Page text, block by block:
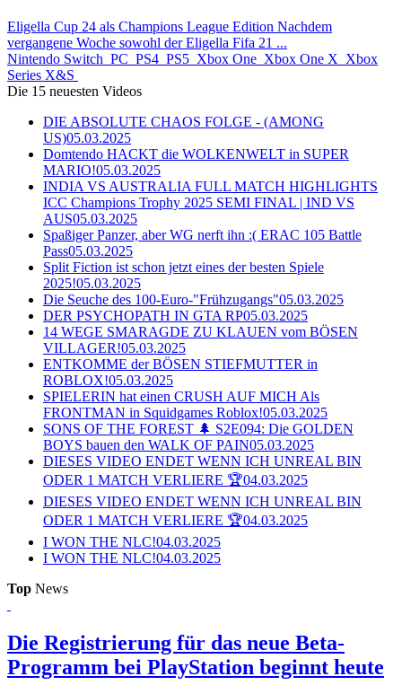
Eligella Cup 24 als Champions League Edition Nachdem
vergangene Woche sowohl der Eligella Fifa 21 ...
Nintendo Switch PC PS4 PS5 Xbox One Xbox One X Xbox
Series X&S
Die 15 neuesten Videos
DIE ABSOLUTE CHAOS FOLGE - (AMONG
US)05.03.2025
Domtendo HACKT die WOLKENWELT in SUPER
MARIO!05.03.2025
INDIA VS AUSTRALIA FULL MATCH HIGHLIGHTS
ICC Champions Trophy 2025 SEMI FINAL | IND VS
AUS05.03.2025
Spaßiger Panzer, aber WG nerft ihn :( ERAC 105 Battle
Pass05.03.2025
Split Fiction ist schon jetzt eines der besten Spiele
2025!05.03.2025
Die Seuche des 100-Euro-"Frühzugangs"05.03.2025
DER PSYCHOPATH IN GTA RP05.03.2025
14 WEGE SMARAGDE ZU KLAUEN vom BÖSEN
VILLAGER!05.03.2025
ENTKOMME der BÖSEN STIEFMUTTER in
ROBLOX!05.03.2025
SPIELERIN hat einen CRUSH AUF MICH Als
FRONTMAN in Squidgames Roblox!05.03.2025
SONS OF THE FOREST 🌲 S2E094: Die GOLDEN
BOYS bauen den WALK OF PAIN05.03.2025
DIESES VIDEO ENDET WENN ICH UNREAL BIN
ODER 1 MATCH VERLIERE 🏆04.03.2025
DIESES VIDEO ENDET WENN ICH UNREAL BIN
ODER 1 MATCH VERLIERE 🏆04.03.2025
I WON THE NLC!04.03.2025
I WON THE NLC!04.03.2025
Top News
Die Registrierung für das neue Beta-
Programm bei PlayStation beginnt heute